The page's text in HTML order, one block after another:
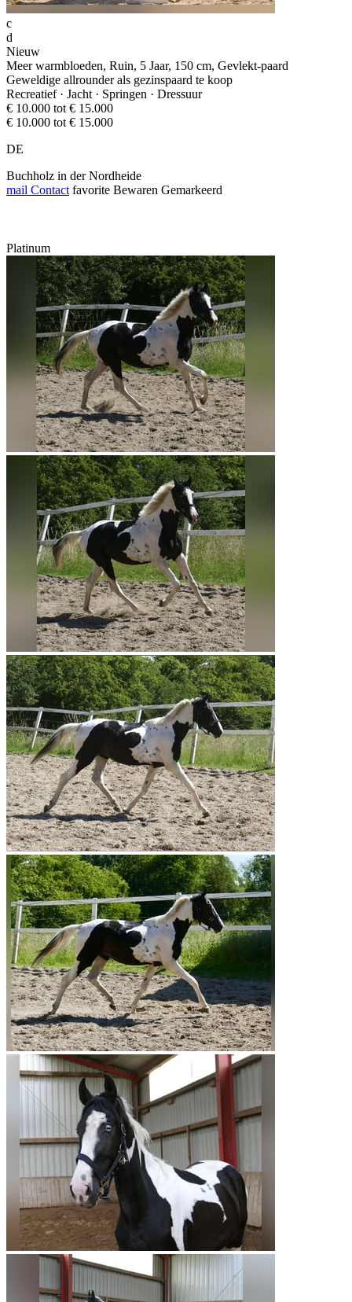
c
d
Nieuw
Meer warmbloeden, Ruin, 5 Jaar, 150 cm, Gevlekt-paard
Geweldige allrounder als gezinspaard te koop
Recreatief · Jacht · Springen · Dressuur
€ 10.000 tot € 15.000
€ 10.000 tot € 15.000
DE
Buchholz in der Nordheide
mail Contact favorite Bewaren Gemarkeerd
Platinum